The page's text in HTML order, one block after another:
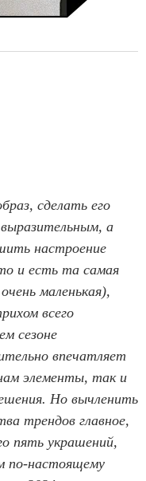
сделать его
а
настроение
и есть та самая
маленькая),
всего
сезоне
впечатляет
элементы, так и
Но вычленить
трендов главное,
пять украшений,
по-настоящему